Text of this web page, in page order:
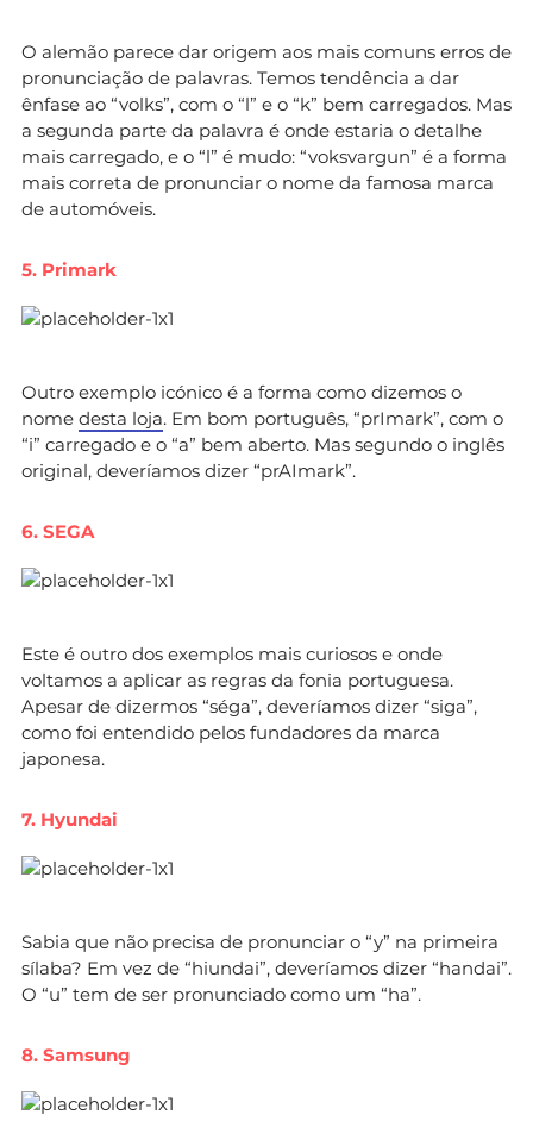
O alemão parece dar origem aos mais comuns erros de
pronunciação de palavras. Temos tendência a dar
ênfase ao “volks”, com o “l” e o “k” bem carregados. Mas
a segunda parte da palavra é onde estaria o detalhe
mais carregado, e o “l” é mudo: “voksvargun” é a forma
mais correta de pronunciar o nome da famosa marca
de automóveis.
5. Primark
Outro exemplo icónico é a forma como dizemos o
nome desta loja. Em bom português, “prImark”, com o
“i” carregado e o “a” bem aberto. Mas segundo o inglês
original, deveríamos dizer “prAImark”.
6. SEGA
Este é outro dos exemplos mais curiosos e onde
voltamos a aplicar as regras da fonia portuguesa.
Apesar de dizermos “séga”, deveríamos dizer “siga”,
como foi entendido pelos fundadores da marca
japonesa.
7. Hyundai
Sabia que não precisa de pronunciar o “y” na primeira
sílaba? Em vez de “hiundai”, deveríamos dizer “handai”.
O “u” tem de ser pronunciado como um “ha”.
8. Samsung